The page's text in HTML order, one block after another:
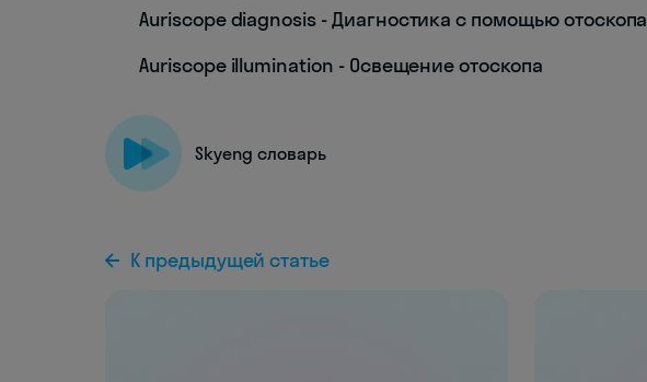
Auriscope diagnosis - Диагностика с помощью отоскопа
Auriscope illumination - Освещение отоскопа
Skyeng словарь
К предыдущей статье